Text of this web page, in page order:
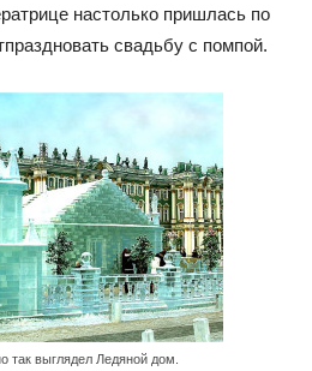
настолько пришлась по
свадьбу с помпой.
так выглядел Ледяной дом.